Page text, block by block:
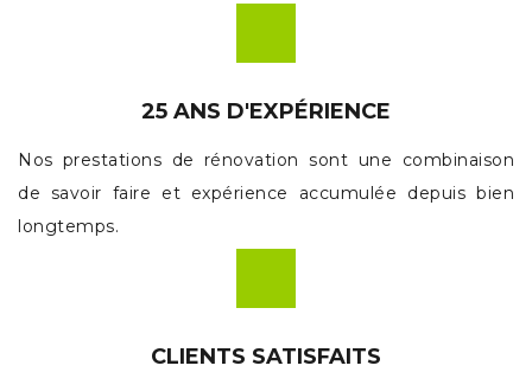
25 ANS D'EXPÉRIENCE
Nos prestations de rénovation sont une combinaison
de savoir faire et expérience accumulée depuis bien
longtemps.
CLIENTS SATISFAITS